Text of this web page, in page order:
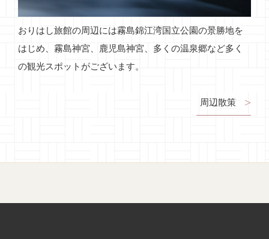
おりはし旅館の周辺には霧島錦江湾国立公園の景勝地を
はじめ、霧島神宮、鹿児島神宮、多くの温泉郷など多く
の観光スポットがございます。
周辺散策